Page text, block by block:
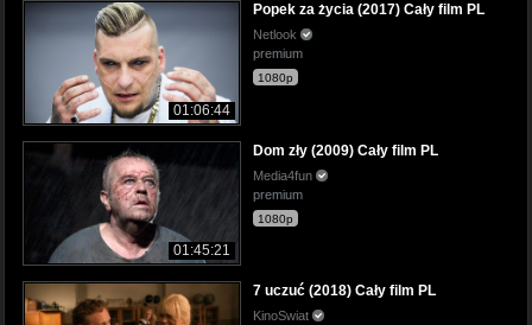
01:06:44
Popek za życia (2017) Cały film PL
Netlook
premium
1080p
01:45:21
Dom zły (2009) Cały film PL
Media4fun
premium
1080p
7 uczuć (2018) Cały film PL
KinoSwiat